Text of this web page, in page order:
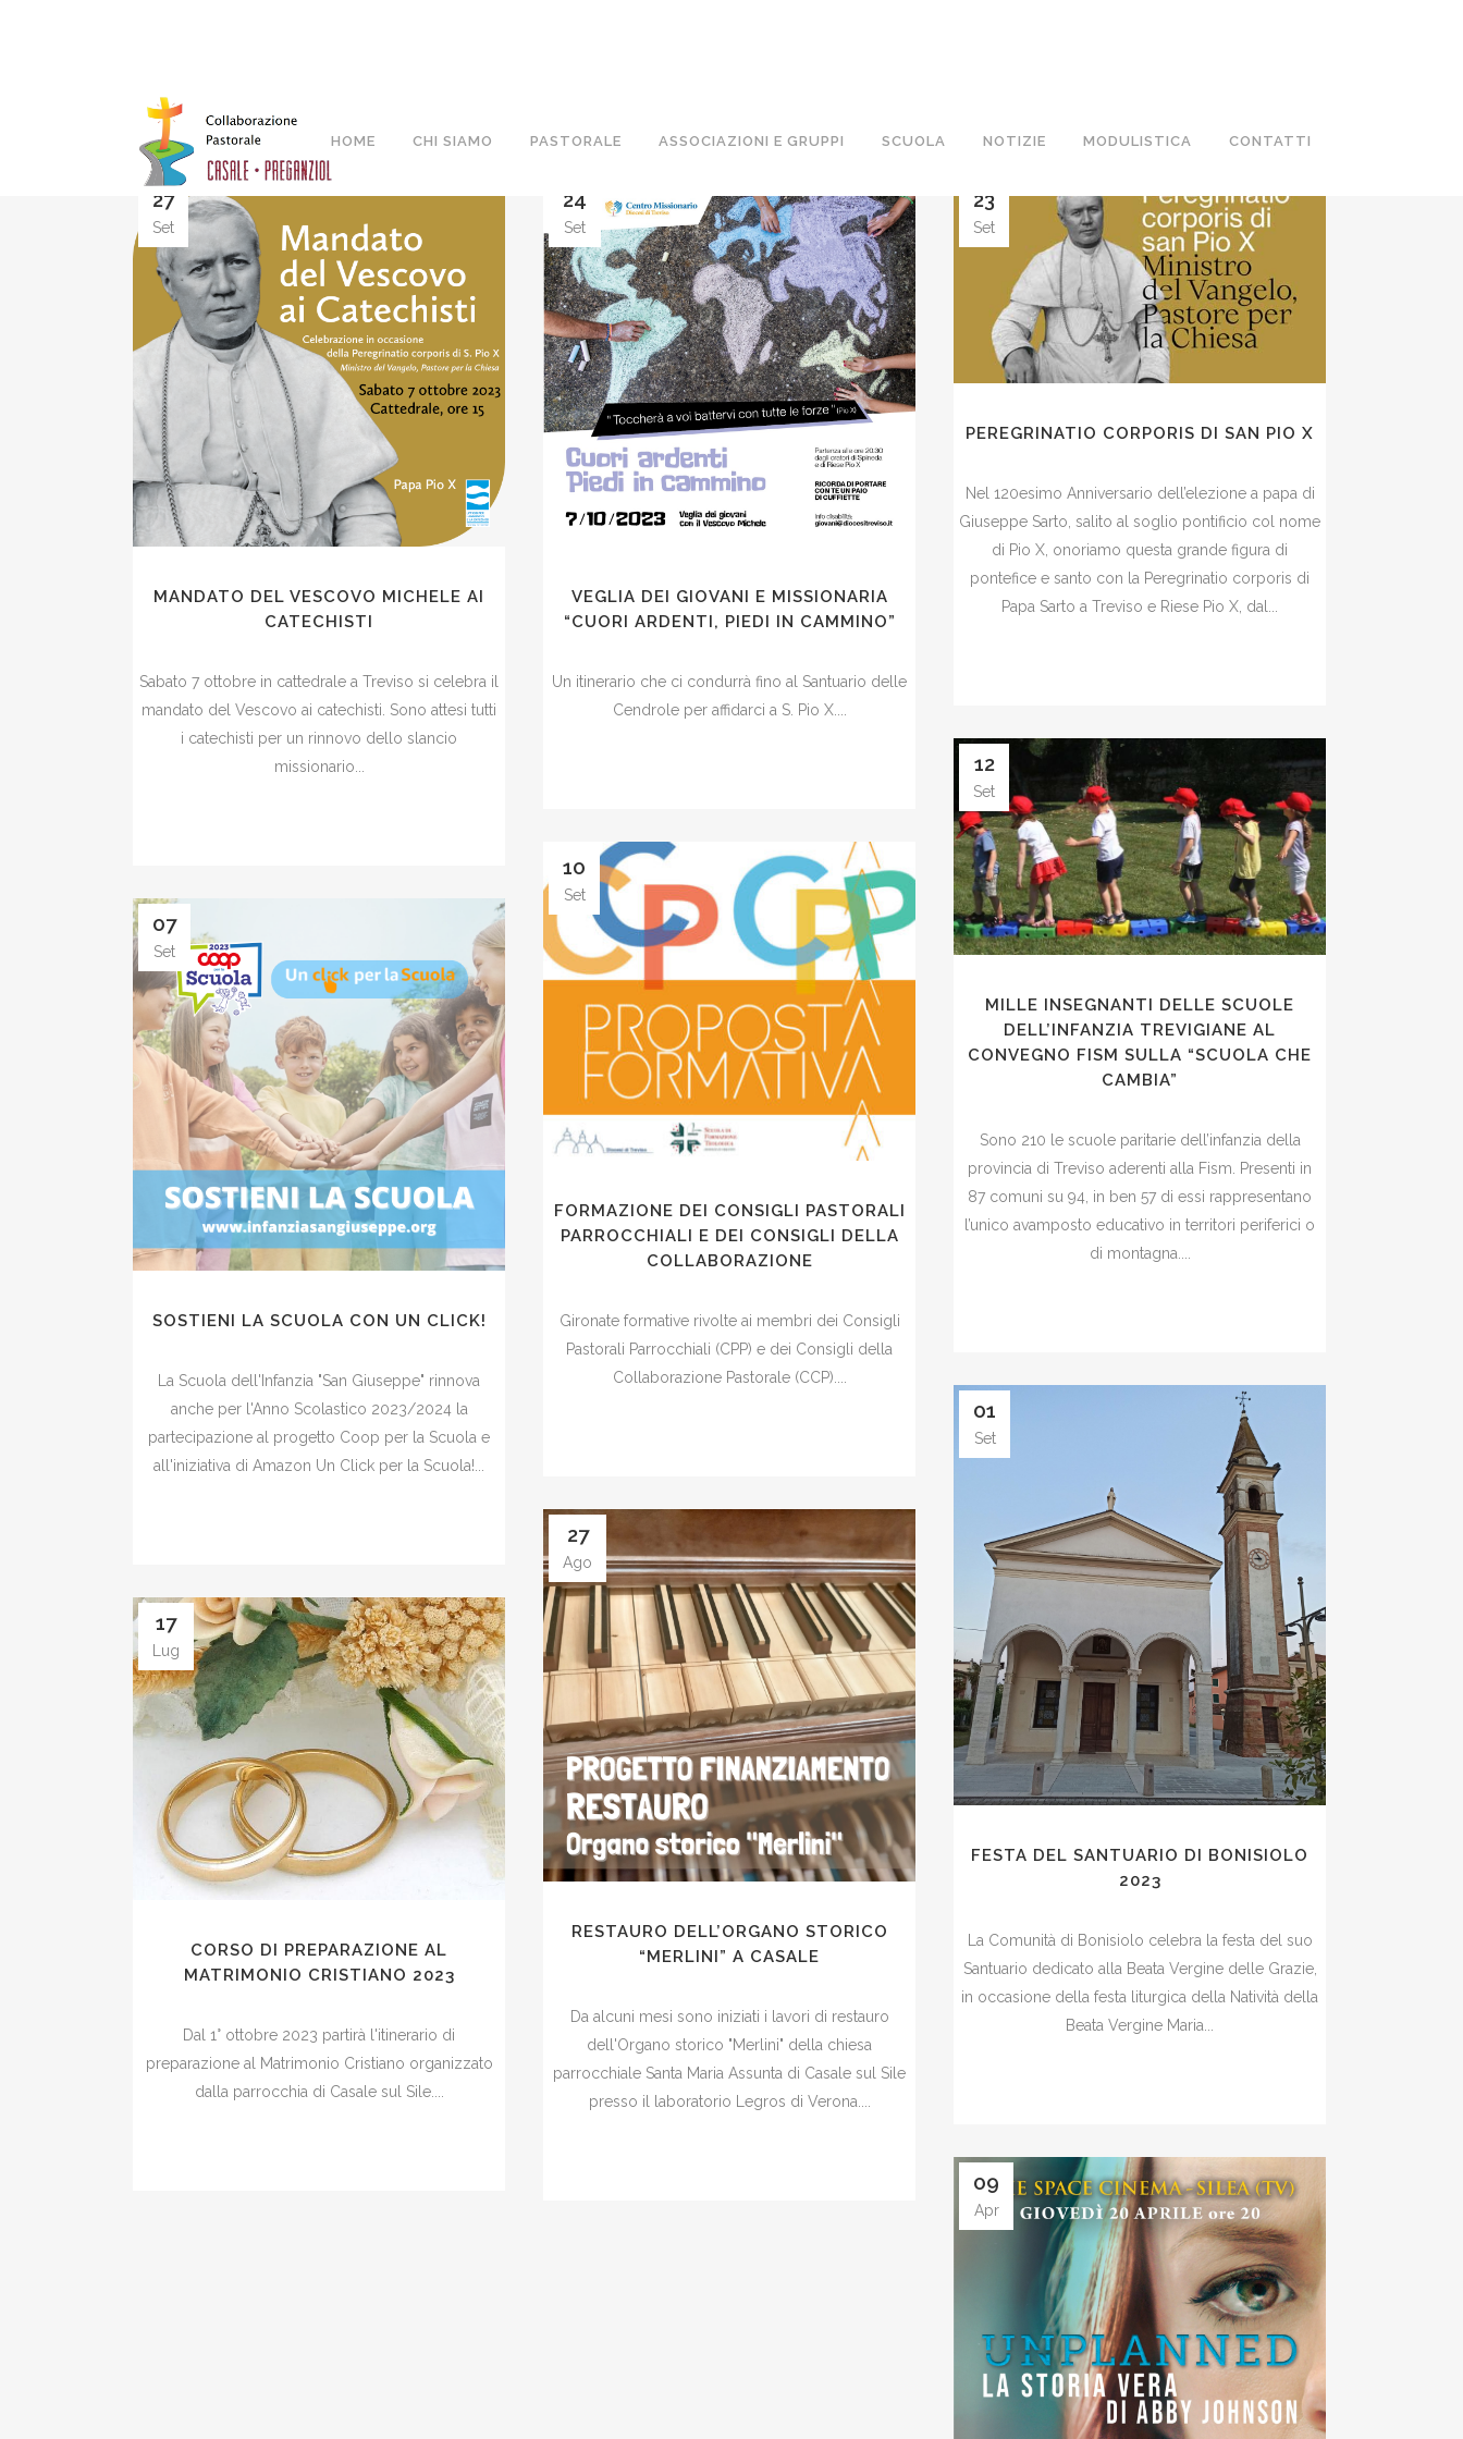
HOME CHI SIAMO PASTORALE ASSOCIAZIONI E GRUPPI SCUOLA NOTIZIE MODULISTICA CONTATTI
27
Set
MANDATO DEL VESCOVO MICHELE AI
CATECHISTI
Sabato 7 ottobre in cattedrale a Treviso si celebra il
mandato del Vescovo ai catechisti. Sono attesi tutti
i catechisti per un rinnovo dello slancio
missionario...
24
Set
VEGLIA DEI GIOVANI E MISSIONARIA
“CUORI ARDENTI, PIEDI IN CAMMINO”
Un itinerario che ci condurrà fino al Santuario delle
Cendrole per affidarci a S. Pio X....
23
Set
PEREGRINATIO CORPORIS DI SAN PIO X
Nel 120esimo Anniversario dell’elezione a papa di
Giuseppe Sarto, salito al soglio pontificio col nome
di Pio X, onoriamo questa grande figura di
pontefice e santo con la Peregrinatio corporis di
Papa Sarto a Treviso e Riese Pio X, dal...
12
Set
MILLE INSEGNANTI DELLE SCUOLE
DELL’INFANZIA TREVIGIANE AL
CONVEGNO FISM SULLA “SCUOLA CHE
CAMBIA”
Sono 210 le scuole paritarie dell’infanzia della
provincia di Treviso aderenti alla Fism. Presenti in
87 comuni su 94, in ben 57 di essi rappresentano
l’unico avamposto educativo in territori periferici o
di montagna....
10
Set
FORMAZIONE DEI CONSIGLI PASTORALI
PARROCCHIALI E DEI CONSIGLI DELLA
COLLABORAZIONE
Gironate formative rivolte ai membri dei Consigli
Pastorali Parrocchiali (CPP) e dei Consigli della
Collaborazione Pastorale (CCP)....
07
Set
SOSTIENI LA SCUOLA CON UN CLICK!
La Scuola dell'Infanzia "San Giuseppe" rinnova
anche per l'Anno Scolastico 2023/2024 la
partecipazione al progetto Coop per la Scuola e
all'iniziativa di Amazon Un Click per la Scuola!...
01
Set
FESTA DEL SANTUARIO DI BONISIOLO
2023
La Comunità di Bonisiolo celebra la festa del suo
Santuario dedicato alla Beata Vergine delle Grazie,
in occasione della festa liturgica della Natività della
Beata Vergine Maria...
27
Ago
RESTAURO DELL’ORGANO STORICO
“MERLINI” A CASALE
Da alcuni mesi sono iniziati i lavori di restauro
dell'Organo storico "Merlini" della chiesa
parrocchiale Santa Maria Assunta di Casale sul Sile
presso il laboratorio Legros di Verona....
17
Lug
CORSO DI PREPARAZIONE AL
MATRIMONIO CRISTIANO 2023
Dal 1° ottobre 2023 partirà l'itinerario di
preparazione al Matrimonio Cristiano organizzato
dalla parrocchia di Casale sul Sile....
09
Apr